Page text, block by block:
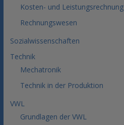
Kosten- und Leistungsrechnung
Rechnungswesen
Sozialwissenschaften
Technik
Mechatronik
Technik in der Produktion
VWL
Grundlagen der VWL